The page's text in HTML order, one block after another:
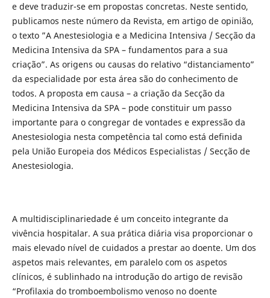
e deve traduzir-se em propostas concretas. Neste sentido,
publicamos neste número da Revista, em artigo de opinião,
o texto ”A Anestesiologia e a Medicina Intensiva / Secção da
Medicina Intensiva da SPA – fundamentos para a sua
criação”. As origens ou causas do relativo “distanciamento”
da especialidade por esta área são do conhecimento de
todos. A proposta em causa – a criação da Secção da
Medicina Intensiva da SPA – pode constituir um passo
importante para o congregar de vontades e expressão da
Anestesiologia nesta competência tal como está definida
pela União Europeia dos Médicos Especialistas / Secção de
Anestesiologia.
A multidisciplinariedade é um conceito integrante da
vivência hospitalar. A sua prática diária visa proporcionar o
mais elevado nível de cuidados a prestar ao doente. Um dos
aspetos mais relevantes, em paralelo com os aspetos
clínicos, é sublinhado na introdução do artigo de revisão
“Profilaxia do tromboembolismo venoso no doente